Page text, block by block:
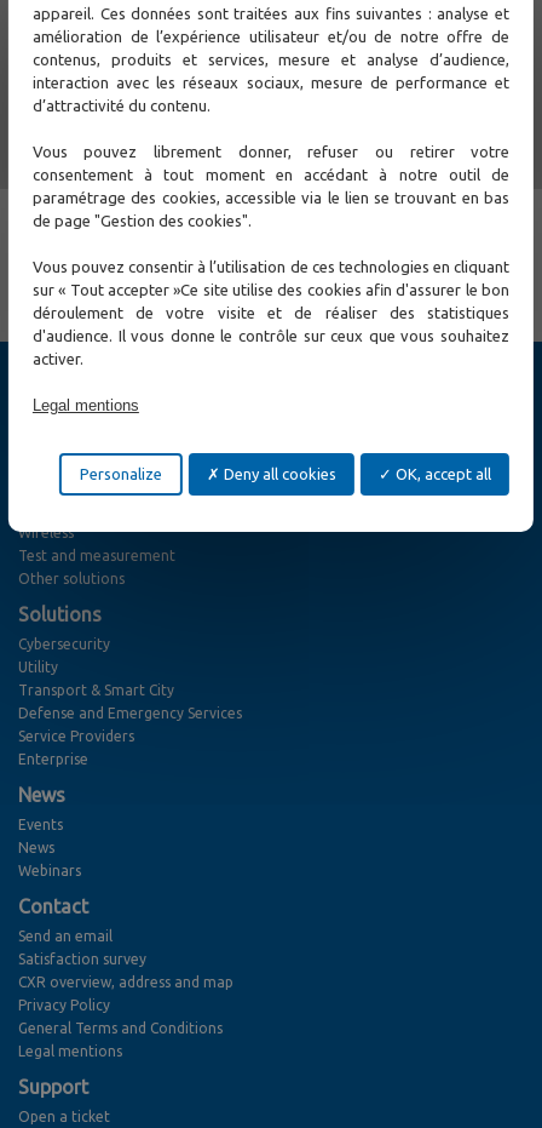
Contact Us
Other
News
Events
Webinars
Cybersecurity
Ethernet Access and Extender
MPLS-TP and SONET / SDH, TDM E1/T1/PDH Networks
Wireless
Test and measurement
Other solutions
Solutions
Cybersecurity
Utility
Transport & Smart City
Defense and Emergency Services
Service Providers
Enterprise
News
Events
News
Webinars
Contact
Send an email
Satisfaction survey
CXR overview, address and map
Privacy Policy
General Terms and Conditions
Legal mentions
Support
Open a ticket
appareil. Ces données sont traitées aux fins suivantes : analyse et
amélioration de l’expérience utilisateur et/ou de notre offre de
contenus, produits et services, mesure et analyse d’audience,
interaction avec les réseaux sociaux, mesure de performance et
d’attractivité du contenu.
Vous pouvez librement donner, refuser ou retirer votre
consentement à tout moment en accédant à notre outil de
paramétrage des cookies, accessible via le lien se trouvant en bas
de page "Gestion des cookies".
Vous pouvez consentir à l’utilisation de ces technologies en cliquant
sur « Tout accepter »Ce site utilise des cookies afin d'assurer le bon
déroulement de votre visite et de réaliser des statistiques
d'audience. Il vous donne le contrôle sur ceux que vous souhaitez
activer.
Legal mentions
OK, accept all
Deny all cookies
Personalize